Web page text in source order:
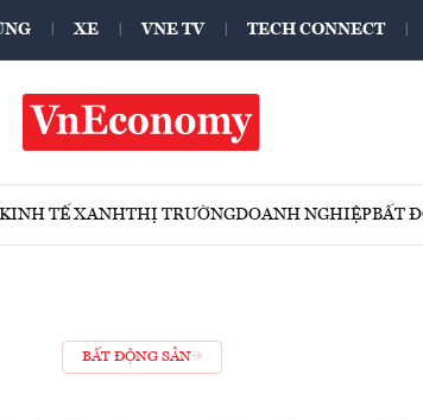
XE VNE TV TECH CONNECT
TẾ XANHTHỊ TRƯỜNGDOANH NGHIỆPBẤT
BẤT ĐỘNG SẢN